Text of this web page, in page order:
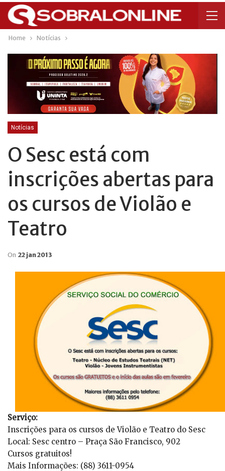
Home Notícias
Notícias
O Sesc está com
inscrições abertas para
os cursos de Violão e
Teatro
On 22 jan 2013
Serviço:
Inscrições para os cursos de Violão e Teatro do Sesc
Local: Sesc centro – Praça São Francisco, 902
Cursos gratuitos!
Mais Informações: (88) 3611-0954